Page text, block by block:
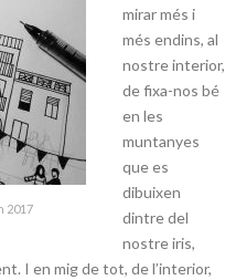
2017
mirar més i
més endins, al
nostre interior,
de fixa-nos bé
en les
muntanyes
que es
dibuixen
dintre del
nostre iris,
I en mig de tot, de l’interior,